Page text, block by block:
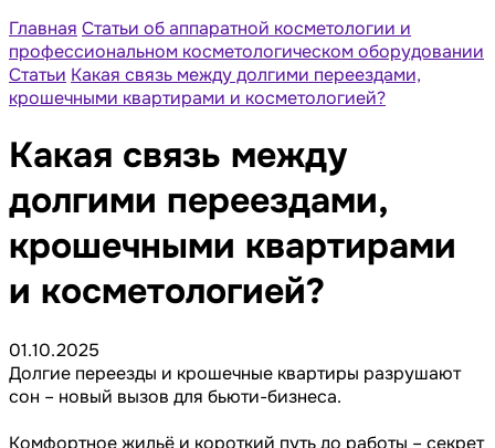
Главная Статьи об аппаратной косметологии и
профессиональном косметологическом оборудовании
Статьи Какая связь между долгими переездами,
крошечными квартирами и косметологией?
Какая связь между
долгими переездами,
крошечными квартирами
и косметологией?
01.10.2025
Долгие переезды и крошечные квартиры разрушают
сон – новый вызов для бьюти-бизнеса.
Комфортное жильё и короткий путь до работы – секрет